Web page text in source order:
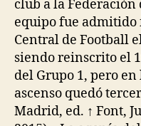
club a la Federación
equipo fue
Central de Football
siendo reinscrito el
del Grupo 1, pero
ascenso quedó
Madrid, ed. ↑ Font,